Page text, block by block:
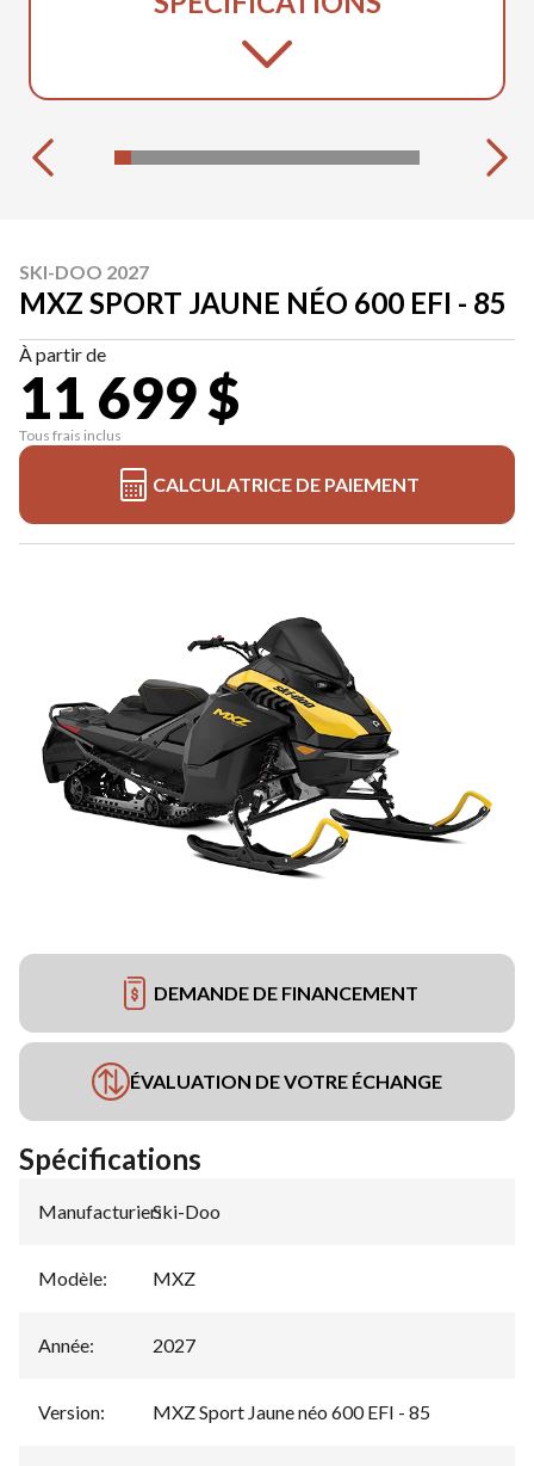
SKI-DOO 2027
MXZ SPORT JAUNE NÉO 600 EFI - 85
À partir de
11 699 $
Tous frais inclus
CALCULATRICE DE PAIEMENT
DEMANDE DE FINANCEMENT
ÉVALUATION DE VOTRE ÉCHANGE
Spécifications
Manufacturier:
Ski-Doo
Modèle: MXZ
Année: 2027
Version: MXZ Sport Jaune néo 600 EFI - 85